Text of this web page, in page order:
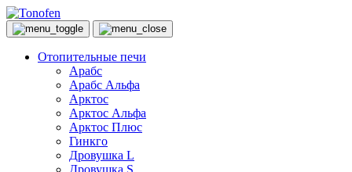
Отопительные печи
Арабс
Арабс Альфа
Арктос
Арктос Альфа
Арктос Плюс
Гинкго
Дровушка L
Дровушка S